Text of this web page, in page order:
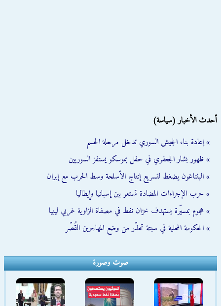
أحدث الأخبار (سياسة)
» إعادة بناء الجيش السوري تدخل مرحلة الحسم
» ظهور بشار الجعفري في حفل بموسكو يستفز السوريين
» البنتاغون يضغط لتسريع إنتاج الأسلحة وسط الحرب مع إيران
» حرب الإجراءات المضادة تستعر بين إسبانيا وإيطاليا
» هجوم بمسيّرة يستهدف خزان نفط في مصفاة الزاوية غربي ليبيا
» الحكومة المحلية في سبتة تحذّر من وضع المهاجرين القُصّر
صوت وصورة